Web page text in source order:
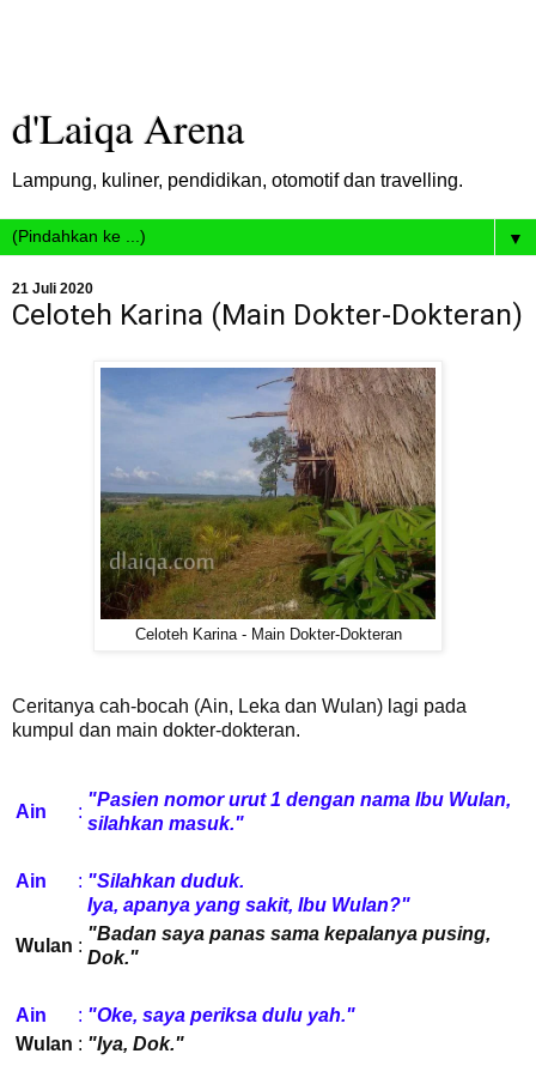
d'Laiqa Arena
Lampung, kuliner, pendidikan, otomotif dan travelling.
▼
21 Juli 2020
Celoteh Karina (Main Dokter-Dokteran)
Celoteh Karina - Main Dokter-Dokteran
Ceritanya cah-bocah (Ain, Leka dan Wulan) lagi pada
kumpul dan main dokter-dokteran.
Ain :
"Pasien nomor urut 1 dengan nama Ibu Wulan,
silahkan masuk."
Ain : "Silahkan duduk.
Iya, apanya yang sakit, Ibu Wulan?"
Wulan :
"Badan saya panas sama kepalanya pusing,
Dok."
Ain : "Oke, saya periksa dulu yah."
Wulan : "Iya, Dok."